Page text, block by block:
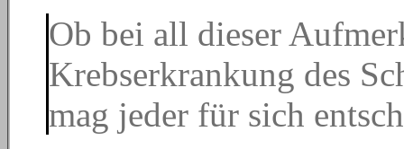
Ob bei all dieser
Krebserkrankung des
mag jeder für sich